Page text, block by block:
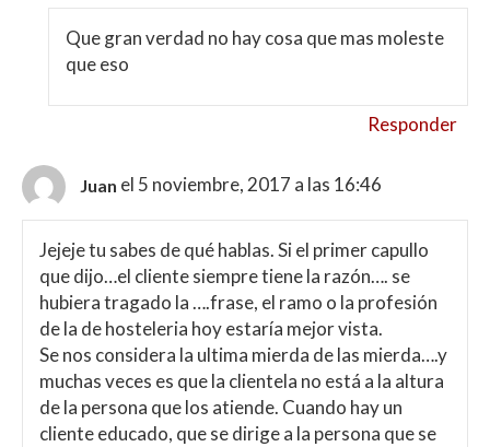
Que gran verdad no hay cosa que mas moleste
que eso
Responder
Juan el 5 noviembre, 2017 a las 16:46
Jejeje tu sabes de qué hablas. Si el primer capullo
que dijo…el cliente siempre tiene la razón…. se
hubiera tragado la ….frase, el ramo o la profesión
de la de hosteleria hoy estaría mejor vista.
Se nos considera la ultima mierda de las mierda….y
muchas veces es que la clientela no está a la altura
de la persona que los atiende. Cuando hay un
cliente educado, que se dirige a la persona que se